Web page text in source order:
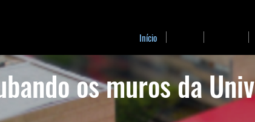
Início
os muros da